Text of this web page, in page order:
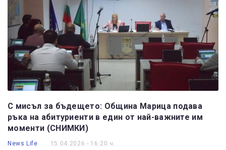
С мисъл за бъдещето: Община Марица подава
ръка на абитуриенти в един от най-важните им
моменти (СНИМКИ)
News Life 15.04.2026 - 16:20 ч.